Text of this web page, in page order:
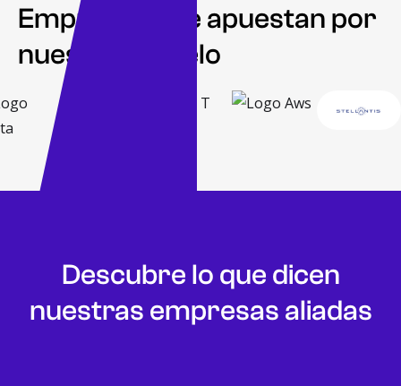
Empresas que apuestan por
nuestro modelo
Descubre lo que dicen
nuestras empresas aliadas